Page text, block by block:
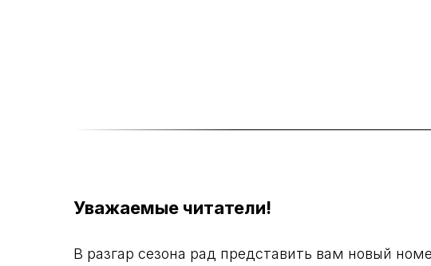
Уважаемые читатели!
В разгар сезона рад представить вам новый